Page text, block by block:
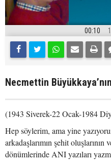
00:10
Necmettin
(1943 Siverek-22 Ocak-1984
Hep söylerim, ama yine
arkadaşlarımın şehit oluşlarının
dönümlerinde ANI yazıları